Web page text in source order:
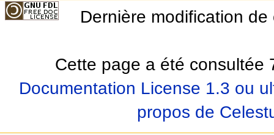
Dernière modification
Cette page a été consultée
Documentation License 1.3 ou
propos de